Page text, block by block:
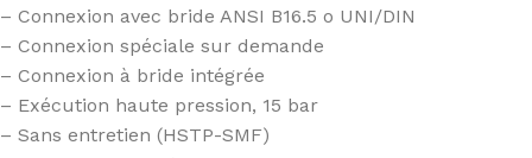
– Connexion avec bride ANSI B16.5 o UNI/DIN
– Connexion spéciale sur demande
– Connexion à bride intégrée
– Exécution haute pression, 15 bar
– Sans entretien (HSTP-SMF)